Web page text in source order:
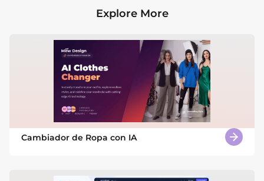
Explore More
Cambiador de Ropa con IA